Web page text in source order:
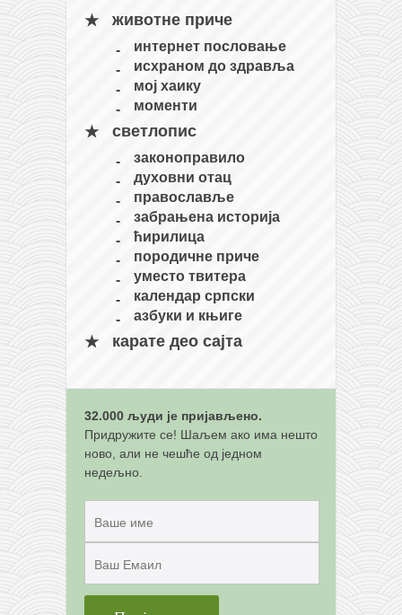
нунчаку
тимбеи рочин
тсунами дојо
програм
снимци наступа
галерија клуба
чланарина
контакт
бесплатна е-књига
моја прича
моја прича
контакт
животне приче
интернет пословање
исхраном до здравља
мој хаику
моменти
светлопис
законоправило
духовни отац
православље
забрањена историја
ћирилица
породичне приче
уместо твитера
календар српски
азбуки и књиге
карате део сајта
32.000 људи је пријављено.
Придружите се! Шаљем ако има нешто
ново, али не чешће од једном
недељно.